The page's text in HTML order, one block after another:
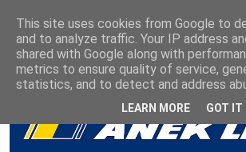
This site uses cookies from Google to
and to analyze traffic. Your IP address
shared with Google along with
metrics to ensure quality of service,
statistics, and to detect and address
LEARN MORE GOT IT